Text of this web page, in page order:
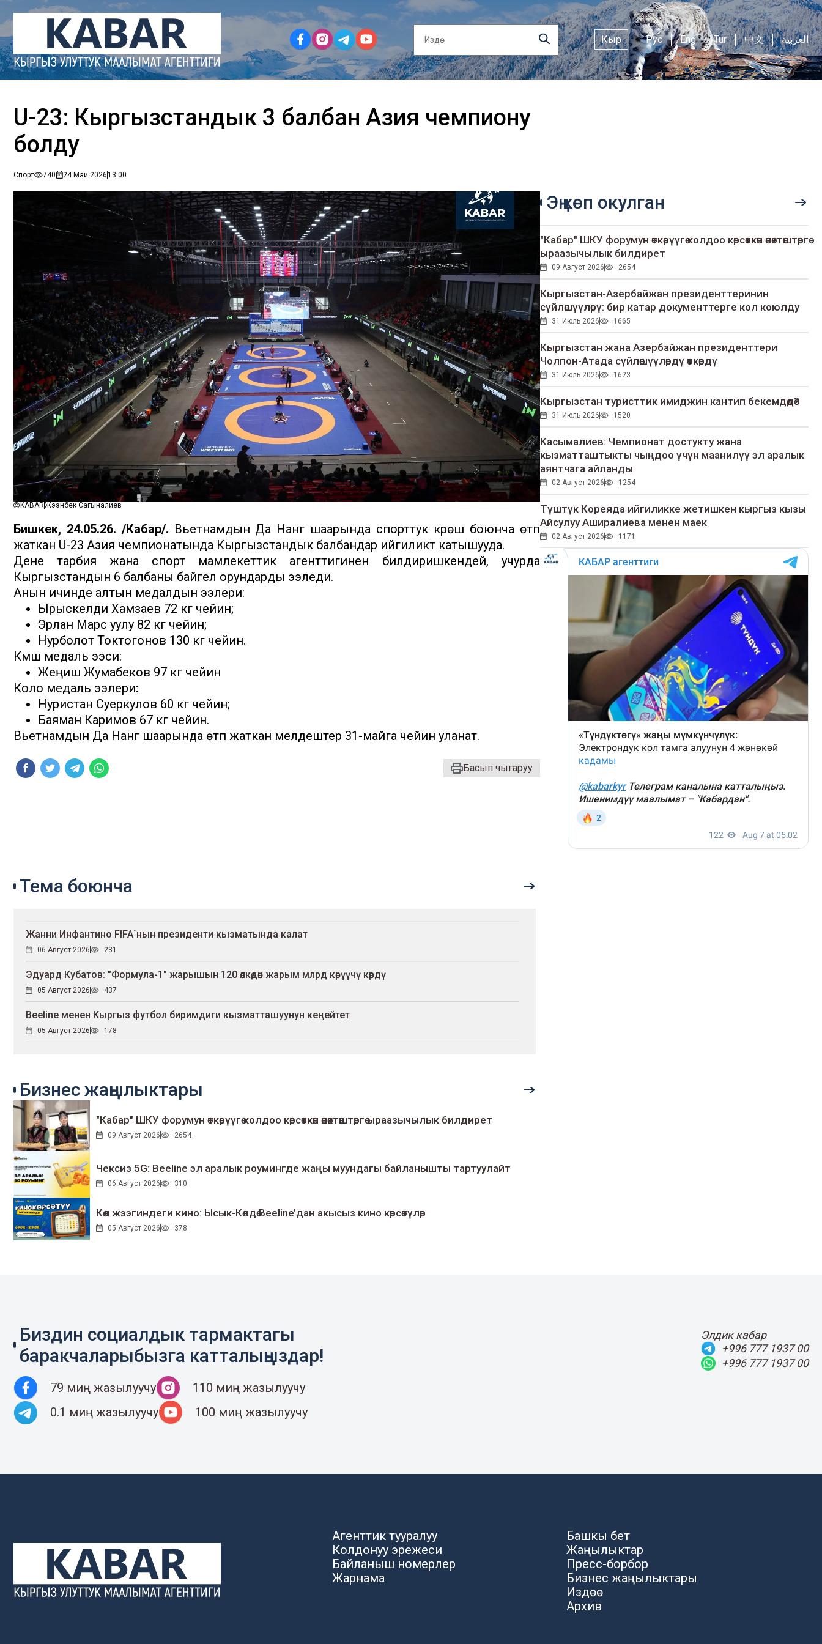
Кыр Рус Eng Tur 中文 العربية
U-23: Кыргызстандык 3 балбан Азия чемпиону
болду
Спорт 740 24 Май 202613:00
KABARЖээнбек Сагыналиев
Бишкек, 24.05.26. /Кабар/. Вьетнамдын Да Нанг шаарында спорттук күрөш боюнча өтүп
жаткан U-23 Азия чемпионатында Кыргызстандык балбандар ийгиликтүү катышууда.
Дене тарбия жана спорт мамлекеттик агенттигинен билдиришкендей, учурда
Кыргызстандын 6 балбаны байгелүү орундарды ээледи.
Анын ичинде алтын медалдын ээлери:
Ырыскелди Хамзаев 72 кг чейин;
Эрлан Марс уулу 82 кг чейин;
Нурболот Токтогонов 130 кг чейин.
Күмүш медаль ээси:
Жеңиш Жумабеков 97 кг чейин
Коло медаль ээлери:
Нуристан Суеркулов 60 кг чейин;
Баяман Каримов 67 кг чейин.
Вьетнамдын Да Нанг шаарында өтүп жаткан мелдештер 31-майга чейин уланат.
Басып чыгаруу
Эң көп окулган
"Кабар" ШКУ форумун өткөрүүгө колдоо көрсөткөн өнөктөштөргө
ыраазычылык билдирет
09 Август 2026 2654
Кыргызстан-Азербайжан президенттеринин
сүйлөшүүлөрү: бир катар документтерге кол коюлду
31 Июль 2026 1665
Кыргызстан жана Азербайжан президенттери
Чолпон-Атада сүйлөшүүлөрдү өткөрдү
31 Июль 2026 1623
Кыргызстан туристтик имиджин кантип бекемдөөдө?
31 Июль 2026 1520
Касымалиев: Чемпионат достукту жана
кызматташтыкты чыңдоо үчүн маанилүү эл аралык
аянтчага айланды
02 Август 2026 1254
Түштүк Кореяда ийгиликке жетишкен кыргыз кызы
Айсулуу Аширалиева менен маек
02 Август 2026 1171
Тема боюнча
Жанни Инфантино FIFA`нын президенти кызматында калат
06 Август 2026 231
Эдуард Кубатов: "Формула-1" жарышын 120 өлкөдөн жарым млрд көрүүчү көрдү
05 Август 2026 437
Beeline менен Кыргыз футбол биримдиги кызматташуунун кеңейтет
05 Август 2026 178
Бизнес жаңылыктары
"Кабар" ШКУ форумун өткөрүүгө колдоо көрсөткөн өнөктөштөргө ыраазычылык билдирет
09 Август 2026 2654
Чексиз 5G: Beeline эл аралык роумингде жаңы муундагы байланышты тартуулайт
06 Август 2026 310
Көл жээгиндеги кино: Ысык-Көлдө Beeline’дан акысыз кино көрсөтүлөр
05 Август 2026 378
Биздин социалдык тармактагы
баракчаларыбызга катталыңыздар!
79 миң жазылуучу
110 миң жазылуучу
0.1 миң жазылуучу
100 миң жазылуучу
Элдик кабар
+996 777 1937 00
+996 777 1937 00
Агенттик тууралуу
Колдонуу эрежеси
Байланыш номерлер
Жарнама
Башкы бет
Жаңылыктар
Пресс-борбор
Бизнес жаңылыктары
Издөө
Архив